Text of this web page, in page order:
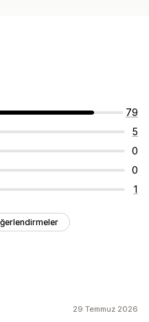
79
5
0
0
1
29 Temmuz 2026